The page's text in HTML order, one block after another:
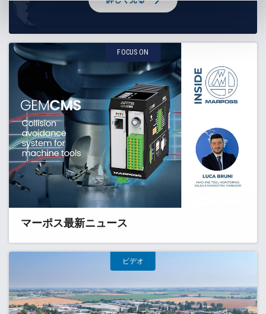
FOCUS ON
マーポス最新ニュース
ビデオ